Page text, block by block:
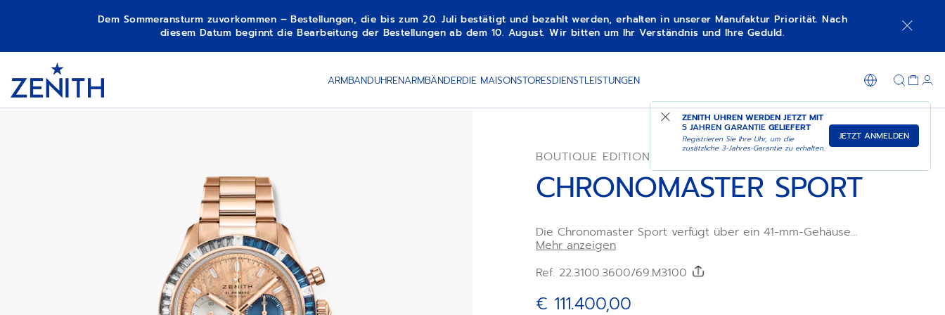
Dem Sommeransturm zuvorkommen – Bestellungen, die bis zum 20. Juli bestätigt und bezahlt werden, erhalten in unserer Manufaktur Priorität. Nach
diesem Datum beginnt die Bearbeitung der Bestellungen ab dem 10. August. Wir bitten um Ihr Verständnis und Ihre Geduld.
1 ARMBANDUHRENARMBÄNDERDIE MAISONSTORESDIENSTLEISTUNGEN
ZENITH UHREN WERDEN JETZT MIT
5 JAHREN GARANTIE GELIEFERT
Registrieren Sie Ihre Uhr, um die
zusätzliche 3-Jahres-Garantie zu erhalten.
JETZT ANMELDEN
BOUTIQUE EDITION
CHRONOMASTER SPORT
Die Chronomaster Sport verfügt über ein 41-mm-Gehäuse
und Armband aus Roségold mit weißen Diamanten im
blauen Saphiren, die alle Blicke auf sich ziehen. Das goldene
Meteorit gefertigt. Angetrieben von dem automatischen
Mehr anzeigen
Ref. 22.3100.3600/69.M3100
€ 111.400,00